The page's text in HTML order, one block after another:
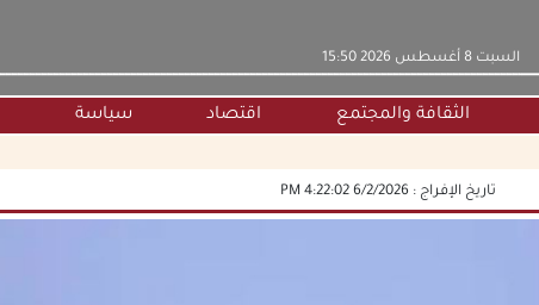
‫السبت‬ 8 أغسطس 2026 15:50
الثقافة والمجتمع اقتصاد سياسة
تاريخ الإفراج : 6/2/2026 4:22:02 PM